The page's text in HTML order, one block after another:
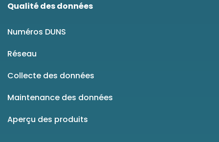
Qualité des données
Numéros DUNS
Réseau
Collecte des données
Maintenance des données
Aperçu des produits